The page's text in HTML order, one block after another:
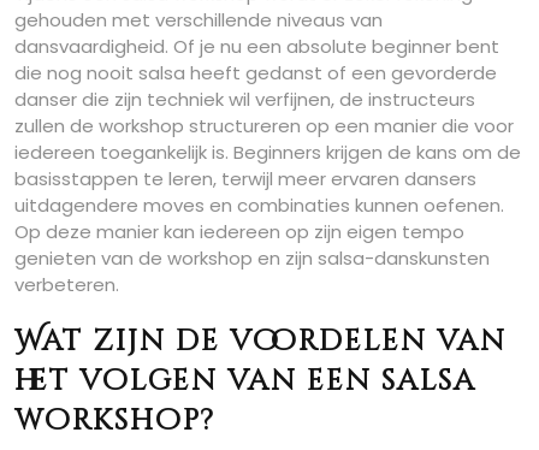
gehouden met verschillende niveaus van
dansvaardigheid. Of je nu een absolute beginner bent
die nog nooit salsa heeft gedanst of een gevorderde
danser die zijn techniek wil verfijnen, de instructeurs
zullen de workshop structureren op een manier die voor
iedereen toegankelijk is. Beginners krijgen de kans om de
basisstappen te leren, terwijl meer ervaren dansers
uitdagendere moves en combinaties kunnen oefenen.
Op deze manier kan iedereen op zijn eigen tempo
genieten van de workshop en zijn salsa-danskunsten
verbeteren.
Wat zijn de voordelen van
het volgen van een salsa
workshop?